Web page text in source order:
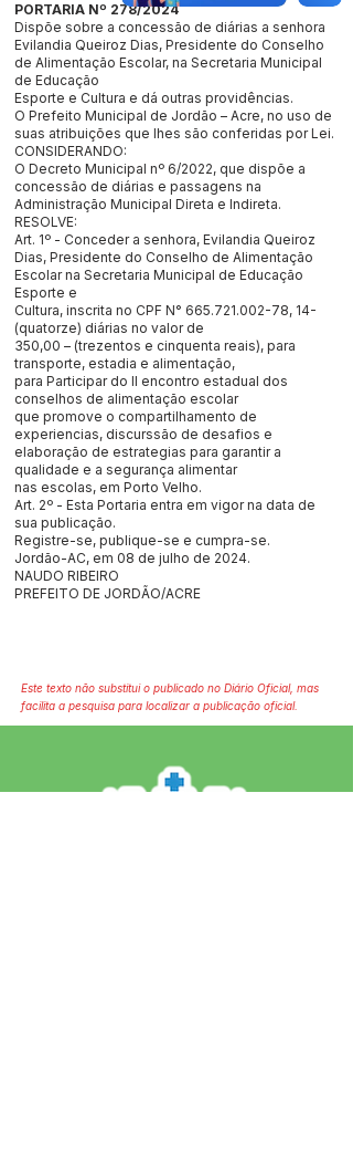
PORTARIA Nº 278/2024
Dispõe sobre a concessão de diárias a senhora
Evilandia Queiroz Dias, Presidente do Conselho
de Alimentação Escolar, na Secretaria Municipal
de Educação
Esporte e Cultura e dá outras providências.
O Prefeito Municipal de Jordão – Acre, no uso de
suas atribuições que lhes são conferidas por Lei.
CONSIDERANDO:
O Decreto Municipal nº 6/2022, que dispõe a
concessão de diárias e passagens na
Administração Municipal Direta e Indireta.
RESOLVE:
Art. 1º - Conceder a senhora, Evilandia Queiroz
Dias, Presidente do Conselho de Alimentação
Escolar na Secretaria Municipal de Educação
Esporte e
Cultura, inscrita no CPF N° 665.721.002-78, 14-
(quatorze) diárias no valor de
350,00 – (trezentos e cinquenta reais), para
transporte, estadia e alimentação,
para Participar do II encontro estadual dos
conselhos de alimentação escolar
que promove o compartilhamento de
experiencias, discurssão de desafios e
elaboração de estrategias para garantir a
qualidade e a segurança alimentar
nas escolas, em Porto Velho.
Art. 2º - Esta Portaria entra em vigor na data de
sua publicação.
Registre-se, publique-se e cumpra-se.
Jordão-AC, em 08 de julho de 2024.
NAUDO RIBEIRO
PREFEITO DE JORDÃO/ACRE
Este texto não substitui o publicado no Diário Oficial, mas
facilita a pesquisa para localizar a publicação oficial.